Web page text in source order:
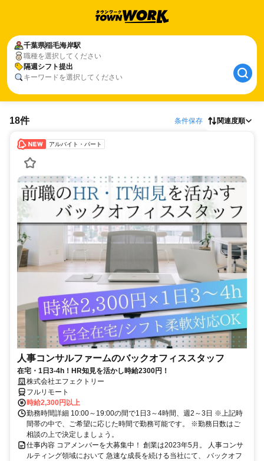
千葉県稲毛海岸駅
職種を選択してください
隔週シフト提出
キーワードを選択してください
18件 条件保存 関連度順
アルバイト・パート
人事コンサルファームのバックオフィススタッフ
在宅・1日3-4h！HR知見を活かし時給2300円！
株式会社エフェクトリー
フルリモート
時給2,300円以上
勤務時間詳細 10:00～19:00の間で1日3～4時間、週2～3日 ※上記時
間帯の中で、ご希望に応じた時間で勤務可能です。 ※勤務日数はご
相談の上で決定しましょう。
仕事内容 コアメンバーを大募集中！ 創業は2023年5月。 人事コンサ
ルティング領域において 急速な成長を続ける当社にて、 バックオフ